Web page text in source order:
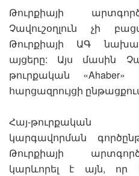
Թուրքիայի
Չավուշօղլուն չի
Թուրքիայի ԱԳ
այցերը: Այս մասին
թուրքական
հարցազրույցի
Հայ-թուրքական
կարգավորման
Թուրքիայի
կարևորել է այն, որ